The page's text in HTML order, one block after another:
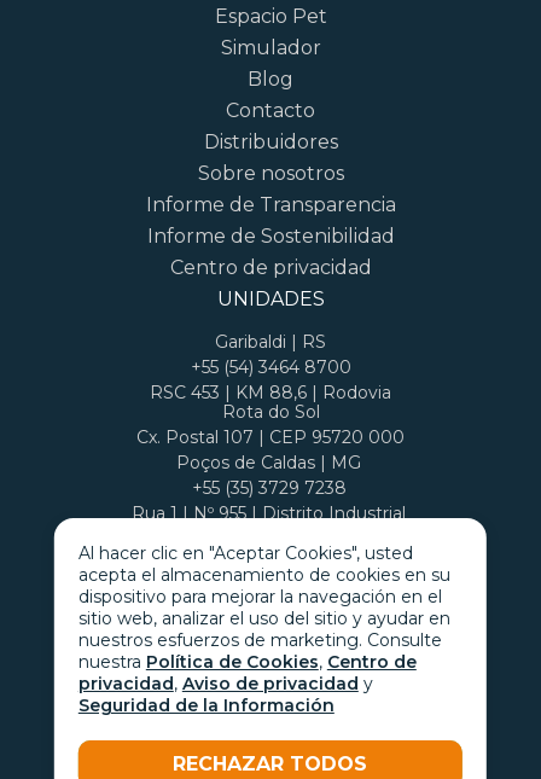
Al hacer clic en "Aceptar Cookies", usted
acepta el almacenamiento de cookies en su
dispositivo para mejorar la navegación en el
sitio web, analizar el uso del sitio y ayudar en
nuestros esfuerzos de marketing. Consulte
nuestra Política de Cookies, Centro de
privacidad, Aviso de privacidad y
Seguridad de la Información
RECHAZAR TODOS
Espacio Pet
Simulador
Blog
Contacto
Distribuidores
Sobre nosotros
Informe de Transparencia
Informe de Sostenibilidad
Centro de privacidad
UNIDADES
Garibaldi | RS
+55 (54) 3464 8700
RSC 453 | KM 88,6 | Rodovia
Rota do Sol
Cx. Postal 107 | CEP 95720 000
Poços de Caldas | MG
+55 (35) 3729 7238
Rua 1 | Nº 955 | Distrito Industrial